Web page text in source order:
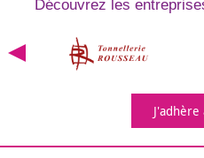
Découvrez les
J'adhère